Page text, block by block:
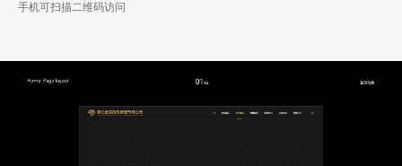
手机可扫描二维码访问